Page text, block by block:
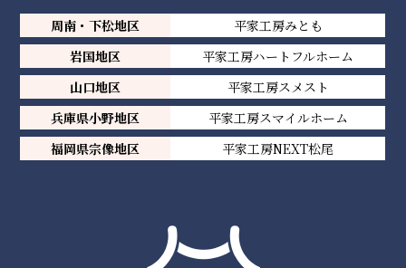
周南・下松地区
平家工房みとも
岩国地区
平家工房ハートフルホーム
山口地区
平家工房スメスト
兵庫県小野地区
平家工房スマイルホーム
福岡県宗像地区
平家工房NEXT松尾